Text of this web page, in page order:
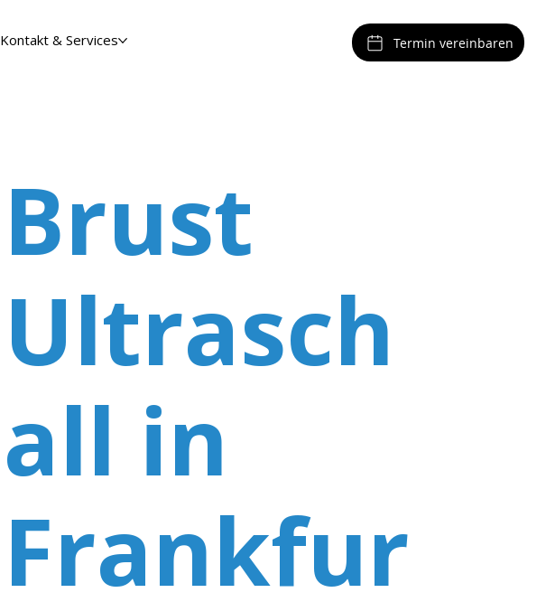
Termin vereinbaren
Kontakt & Services
Brust
Ultrasch
all in
Frankfur